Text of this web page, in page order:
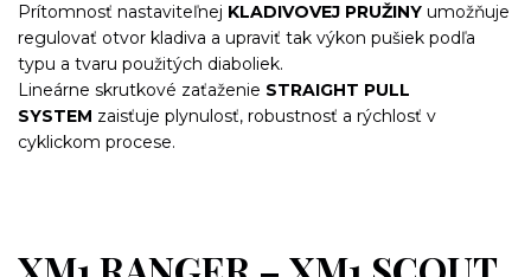
Prítomnosť nastaviteľnej KLADIVOVEJ PRUŽINY umožňuje
regulovať otvor kladiva a upraviť tak výkon pušiek podľa
typu a tvaru použitých diaboliek.
Lineárne skrutkové zaťaženie STRAIGHT PULL
SYSTEM zaisťuje plynulosť, robustnosť a rýchlosť v
cyklickom procese.